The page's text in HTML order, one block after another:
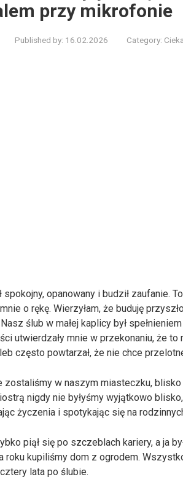
przy mikrofonie
Published by: 16.02.2026 Category:
spokojny, opanowany i budził zaufanie.
o rękę. Wierzyłam, że buduję
ślub w małej kaplicy był
utwierdzały mnie w przekonaniu, że
często powtarzał, że nie chce
zostaliśmy w naszym miasteczku,
nigdy nie byłyśmy wyjątkowo
życzenia i spotykając się na
piął się po szczeblach kariery, a ja
roku kupiliśmy dom z ogrodem.
lata po ślubie.